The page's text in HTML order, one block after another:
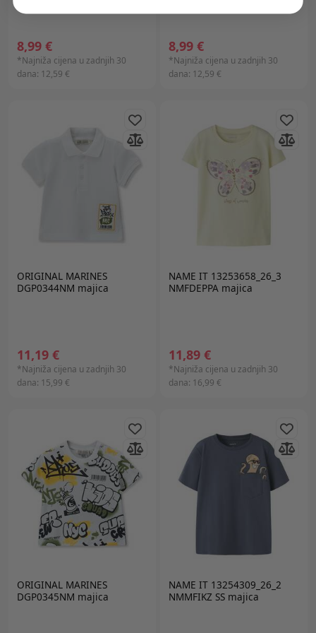
8,99 €
*Najniža cijena u zadnjih 30
dana: 12,59 €
8,99 €
*Najniža cijena u zadnjih 30
dana: 12,59 €
ORIGINAL MARINES
DGP0344NM majica
11,19 €
*Najniža cijena u zadnjih 30
dana: 15,99 €
NAME IT 13253658_26_3
NMFDEPPA majica
11,89 €
*Najniža cijena u zadnjih 30
dana: 16,99 €
ORIGINAL MARINES
DGP0345NM majica
NAME IT 13254309_26_2
NMMFIKZ SS majica